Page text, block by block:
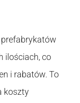
ilościach, co
i rabatów. To
koszty